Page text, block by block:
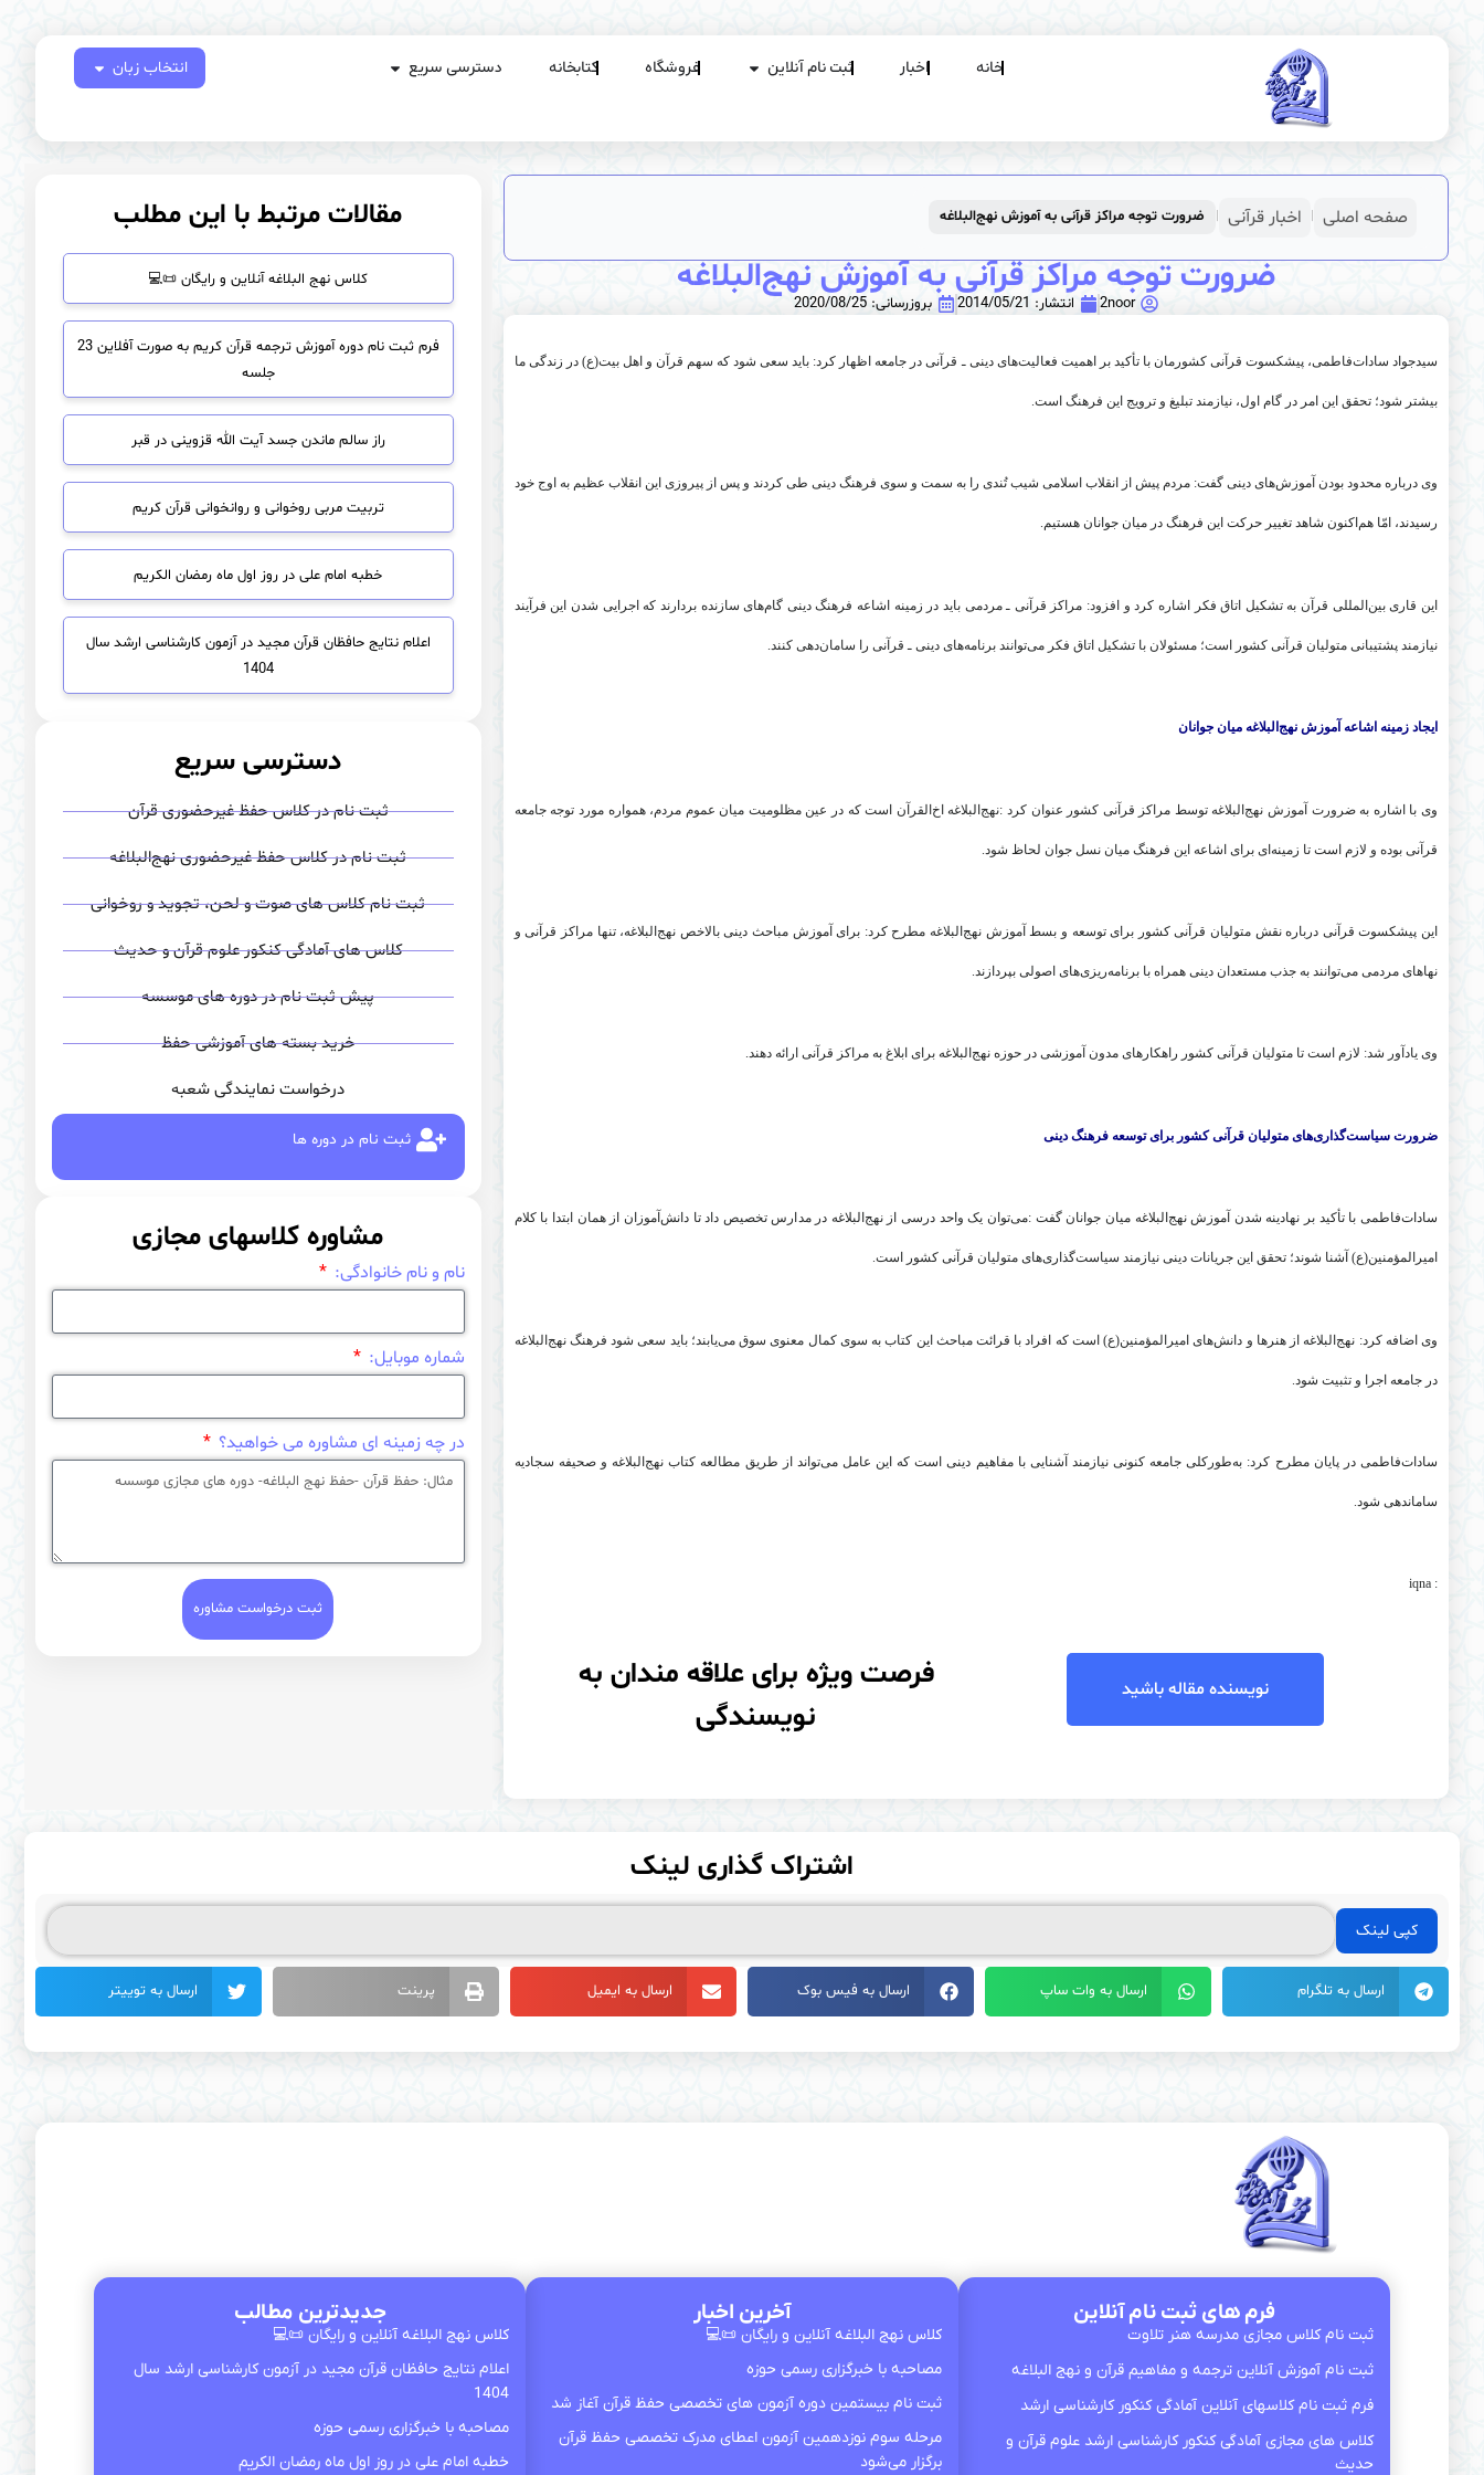
خانه اخبار ثبت نام آنلاین فروشگاه کتابخانه دسترسی سریع انتخاب زبان
صفحه اصلی اخبار قرآنی ضرورت توجه مراکز قرآنی به آموزش نهج‌البلاغه
ضرورت توجه مراکز قرآنی به آموزش نهج‌البلاغه
2noor انتشار: 2014/05/21 بروزرسانی: 2020/08/25
سیدجواد سادات‌فاطمی، پیشکسوت قرآنی کشورمان با تأکید بر اهمیت فعالیت‌های دینی ـ قرآنی در جامعه اظهار کرد: باید سعی شود که سهم قرآن و اهل بیت(ع) در زندگی ما
بیشتر شود؛ تحقق این امر در گام اول، نیازمند تبلیغ و ترویج این فرهنگ است.
وی درباره محدود بودن آموزش‌های دینی گفت: مردم پیش از انقلاب اسلامی شیب تُندی را به سمت و سوی فرهنگ دینی طی کردند و پس از پیروزی این انقلاب عظیم به اوج خود
رسیدند، امّا هم‌اکنون شاهد تغییر حرکت این فرهنگ در میان جوانان هستیم.
این قاری بین‌المللی قرآن به تشکیل اتاق فکر اشاره کرد و افزود: مراکز قرآنی ـ مردمی باید در زمینه اشاعه فرهنگ دینی گام‌های سازنده بردارند که اجرایی شدن این فرآیند
نیازمند پشتیبانی متولیان قرآنی کشور است؛ مسئولان با تشکیل اتاق فکر می‌توانند برنامه‌های دینی ـ قرآنی را سامان‌دهی کنند.
ایجاد زمینه اشاعه آموزش نهج‌البلاغه میان جوانان
وی با اشاره به ضرورت آموزش نهج‌البلاغه توسط مراکز قرآنی کشور عنوان کرد :نهج‌البلاغه اخ‌القرآن است که در عین مظلومیت میان عموم مردم، همواره مورد توجه جامعه
قرآنی بوده و لازم است تا زمینه‌ای برای اشاعه این فرهنگ میان نسل جوان لحاظ شود
این پیشکسوت قرآنی درباره نقش متولیان قرآنی کشور برای توسعه و بسط آموزش نهج‌البلاغه مطرح کرد: برای آموزش مباحث دینی بالاخص نهج‌البلاغه، تنها مراکز قرآنی و
نهاهای مردمی می‌توانند به جذب مستعدان دینی همراه با برنامه‌ریزی‌های اصولی بپردازند.
وی یادآور شد: لازم است تا متولیان قرآنی کشور راهکارهای مدون آموزشی در حوزه نهج‌البلاغه برای ابلاغ به مراکز قرآنی ارائه دهند.
ضرورت سیاست‌گذاری‌های متولیان قرآنی کشور برای توسعه فرهنگ دینی
سادات‌فاطمی با تأکید بر نهادینه شدن آموزش نهج‌البلاغه میان جوانان گفت :می‌توان یک واحد درسی از نهج‌البلاغه در مدارس تخصیص داد تا دانش‌آموزان از همان ابتدا با کلام
امیرالمؤمنین(ع) آشنا شوند؛ تحقق این جریانات دینی نیازمند سیاست‌گذاری‌های متولیان قرآنی کشور است.
وی اضافه کرد: نهج‌البلاغه از هنرها و دانش‌های امیرالمؤمنین(ع) است که افراد با قرائت مباحث این کتاب به سوی کمال معنوی سوق می‌یابند؛ باید سعی شود فرهنگ نهج‌البلاغه
در جامعه اجرا و تثبیت شود
سادات‌فاطمی در پایان مطرح کرد: به‌طورکلی جامعه کنونی نیازمند آشنایی با مفاهیم دینی است که این عامل می‌تواند از طریق مطالعه کتاب نهج‌البلاغه و صحیفه سجادیه
ساماندهی شود.
:
iqna
نویسنده مقاله باشید
فرصت ویژه برای علاقه مندان به
نویسندگی
مقالات مرتبط با این مطلب
کلاس نهج‌ البلاغه آنلاین و رایگان 📜💻
فرم ثبت نام دوره آموزش ترجمه قرآن کریم به صورت آفلاین 23
جلسه
راز سالم ماندن جسد آیت الله قزوینی در قبر
تربیت مربی روخوانی و روانخوانی قرآن کریم
خطبه امام علی در روز اول ماه رمضان الکریم
اعلام نتایج حافظان قرآن مجید در آزمون كارشناسی ارشد سال
1404
دسترسی سریع
ثبت نام در کلاس حفظ غیرحضوری قرآن
ثبت نام در کلاس حفظ غیرحضوری نهج‌البلاغه
ثبت نام کلاس های صوت‌ و لحن، تجوید و روخوانی
کلاس های آمادگی کنکور علوم قرآن و حدیث
پیش ثبت نام در دوره های موسسه
خرید بسته های آموزشی حفظ
درخواست نمایندگی شعبه
ثبت نام در دوره ها
مشاوره کلاسهای مجازی
نام و نام خانوادگی:
شماره موبایل:
در چه زمینه ای مشاوره می خواهید؟
ثبت درخواست مشاوره
اشتراک گذاری لینک
کپی لینک
ارسال به تلگرام ارسال به وات ساپ ارسال به فیس بوک ارسال به ایمیل پرینت ارسال به توییتر
فرم های ثبت نام آنلاین
ثبت نام کلاس مجازی مدرسه هنر تلاوت
ثبت نام آموزش آنلاین ترجمه و مفاهیم قرآن و نهج البلاغه
فرم ثبت نام کلاسهای آنلاین آمادگی کنکور کارشناسی ارشد
کلاس های مجازی آمادگی کنکور کارشناسی ارشد علوم قرآن و
حدیث
آخرین اخبار
کلاس نهج‌ البلاغه آنلاین و رایگان 📜💻
مصاحبه با خبرگزاری رسمی حوزه
ثبت نام بیستمین دوره آزمون های تخصصی حفظ قرآن آغاز شد
مرحله سوم نوزدهمین آزمون اعطای مدرک تخصصی حفظ قرآن
برگزار می‌شود
جدیدترین مطالب
کلاس نهج‌ البلاغه آنلاین و رایگان 📜💻
اعلام نتایج حافظان قرآن مجید در آزمون كارشناسی ارشد سال
1404
مصاحبه با خبرگزاری رسمی حوزه
خطبه امام علی در روز اول ماه رمضان الکریم